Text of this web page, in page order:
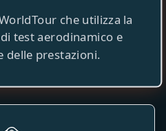
che utilizza la
test aerodinamico e
delle prestazioni.